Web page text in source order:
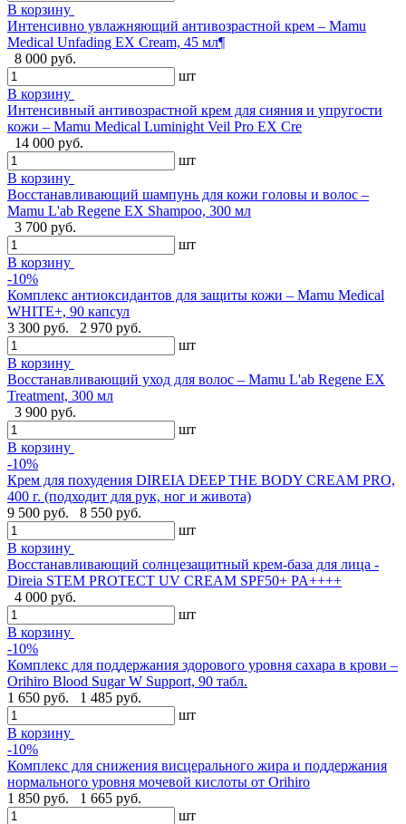
В корзину
Интенсивно увлажняющий антивозрастной крем – Mamu
Medical Unfading EX Cream, 45 мл¶
8 000 руб.
шт
В корзину
Интенсивный антивозрастной крем для сияния и упругости
кожи – Mamu Medical Luminight Veil Pro EX Cre
14 000 руб.
шт
В корзину
Восстанавливающий шампунь для кожи головы и волос –
Mamu L'ab Regene EX Shampoo, 300 мл
3 700 руб.
шт
В корзину
-10%
Комплекс антиоксидантов для защиты кожи – Mamu Medical
WHITE+, 90 капсул
3 300 руб.
2 970 руб.
шт
В корзину
Восстанавливающий уход для волос – Mamu L'ab Regene EX
Treatment, 300 мл
3 900 руб.
шт
В корзину
-10%
Крем для похудения DIREIA DEEP THE BODY CREAM PRO,
400 г. (подходит для рук, ног и живота)
9 500 руб.
8 550 руб.
шт
В корзину
Восстанавливающий солнцезащитный крем-база для лица -
Direia STEM PROTECT UV CREAM SPF50+ PA++++
4 000 руб.
шт
В корзину
-10%
Комплекс для поддержания здорового уровня сахара в крови –
Orihiro Blood Sugar W Support, 90 табл.
1 650 руб.
1 485 руб.
шт
В корзину
-10%
Комплекс для снижения висцерального жира и поддержания
нормального уровня мочевой кислоты от Orihiro
1 850 руб.
1 665 руб.
шт